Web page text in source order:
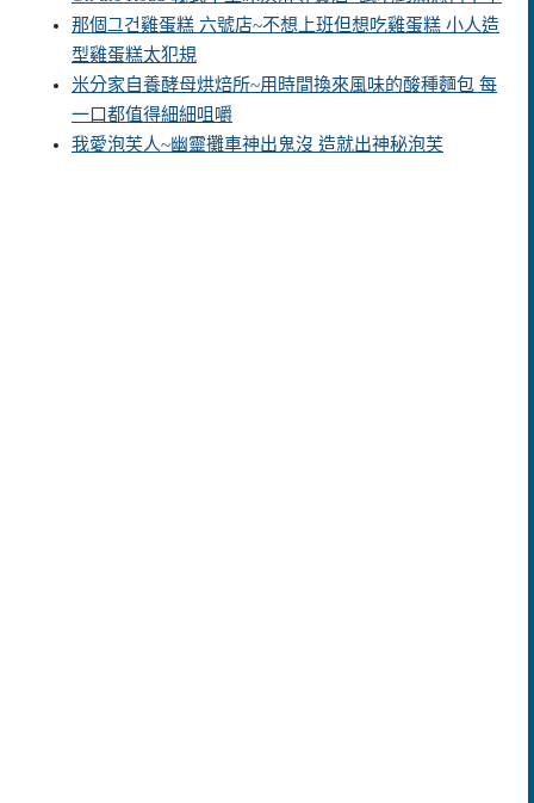
那個그건雞蛋糕 六號店~不想上班但想吃雞蛋糕 小人造
型雞蛋糕太犯規
米分家自養酵母烘焙所~用時間換來風味的酸種麵包 每
一口都值得細細咀嚼
我愛泡芙人~幽靈攤車神出鬼沒 造就出神秘泡芙